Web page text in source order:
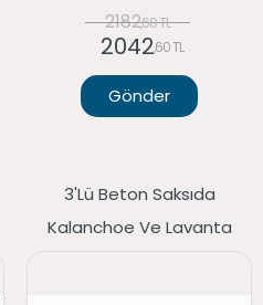
2182,60 TL
2042,60 TL
Gönder
3'lü Beton Saksıda
Kalanchoe Ve Lavanta